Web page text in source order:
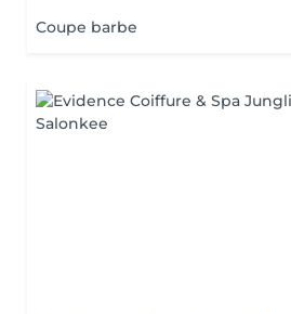
Coupe barbe